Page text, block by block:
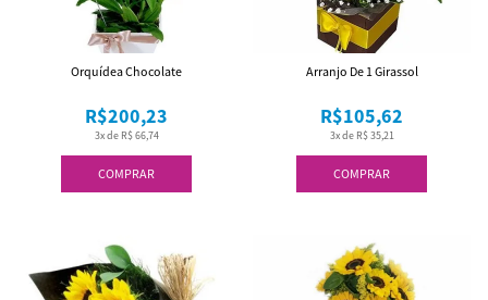
COMPRAR
3x de R$ 66,74
R$200,23
Orquídea Chocolate
COMPRAR
3x de R$ 35,21
R$105,62
Arranjo De 1 Girassol